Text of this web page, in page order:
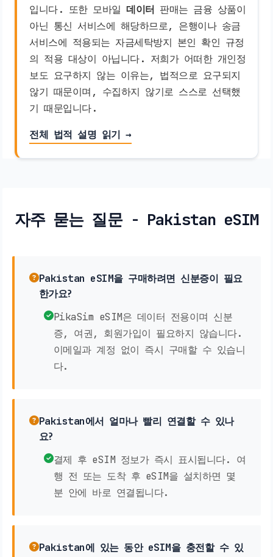
입니다. 또한 모바일 데이터 판매는 금융 상품이
아닌 통신 서비스에 해당하므로, 은행이나 송금
서비스에 적용되는 자금세탁방지 본인 확인 규정
의 적용 대상이 아닙니다. 저희가 어떠한 개인정
보도 요구하지 않는 이유는, 법적으로 요구되지
않기 때문이며, 수집하지 않기로 스스로 선택했
기 때문입니다.
전체 법적 설명 읽기 →
자주 묻는 질문 - Pakistan eSIM
Pakistan eSIM을 구매하려면 신분증이 필요
한가요?
PikaSim eSIM은 데이터 전용이며 신분
증, 여권, 회원가입이 필요하지 않습니다.
이메일과 계정 없이 즉시 구매할 수 있습니
다.
Pakistan에서 얼마나 빨리 연결할 수 있나
요?
결제 후 eSIM 정보가 즉시 표시됩니다. 여
행 전 또는 도착 후 eSIM을 설치하면 몇
분 안에 바로 연결됩니다.
Pakistan에 있는 동안 eSIM을 충전할 수 있